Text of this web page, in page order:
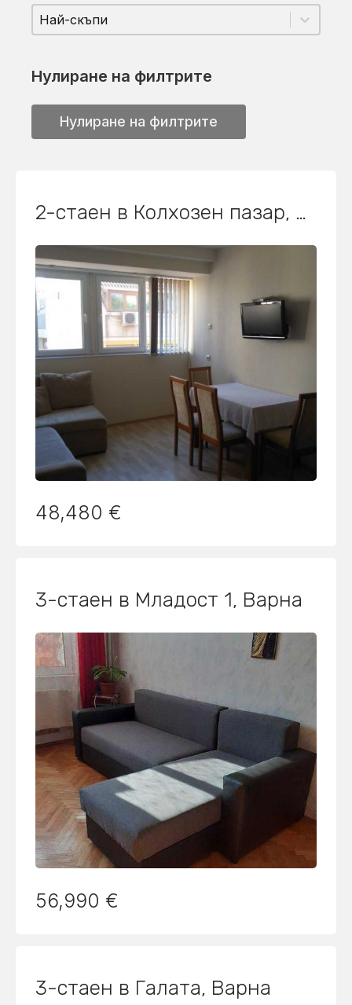
Подреди по
Подреди по
Най-скъпи
Подреди по
Нулиране на филтрите
Нулиране на филтрите
2-стаен в Колхозен пазар, Варна
48,480 €
3-стаен в Младост 1, Варна
56,990 €
3-стаен в Галата, Варна